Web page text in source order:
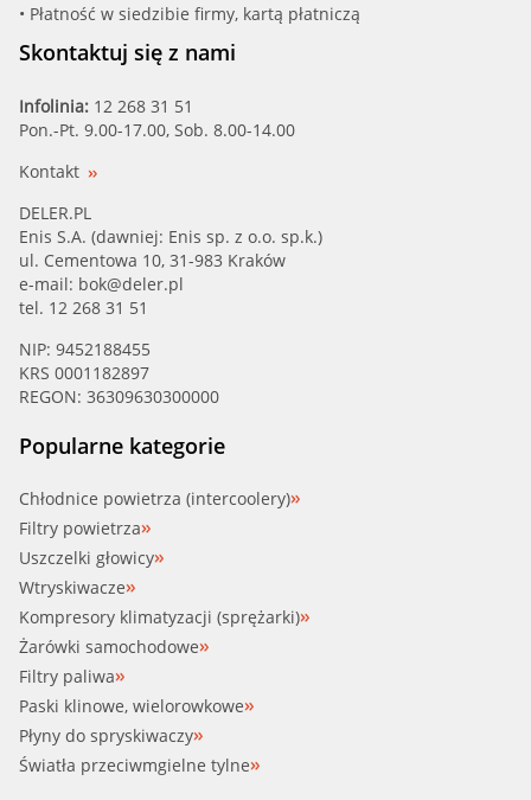
• Płatność w siedzibie firmy, kartą płatniczą
Skontaktuj się z nami
Infolinia: 12 268 31 51
Pon.-Pt. 9.00-17.00, Sob. 8.00-14.00
Kontakt
DELER.PL
Enis S.A. (dawniej: Enis sp. z o.o. sp.k.)
ul. Cementowa 10, 31-983 Kraków
e-mail: bok@deler.pl
tel. 12 268 31 51
NIP: 9452188455
KRS 0001182897
REGON: 36309630300000
Popularne kategorie
Chłodnice powietrza (intercoolery)
Filtry powietrza
Uszczelki głowicy
Wtryskiwacze
Kompresory klimatyzacji (sprężarki)
Żarówki samochodowe
Filtry paliwa
Paski klinowe, wielorowkowe
Płyny do spryskiwaczy
Światła przeciwmgielne tylne